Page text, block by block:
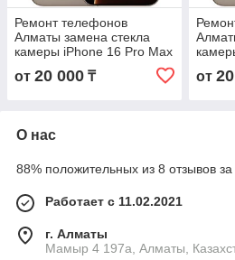
Ремонт телефонов
Алматы замена стекла
камеры iPhone 16 Pro Max
от 20 000 ₸ от
О нас
88% положительных из 8 отзывов за
Работает с 11.02.2021
г. Алматы
Мамыр 4 197а, Алматы,